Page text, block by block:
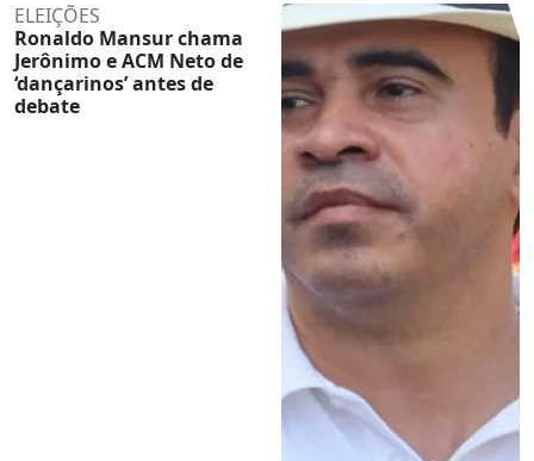
ELEIÇÕES
Ronaldo Mansur chama
Jerônimo e ACM Neto de
‘dançarinos’ antes de
debate